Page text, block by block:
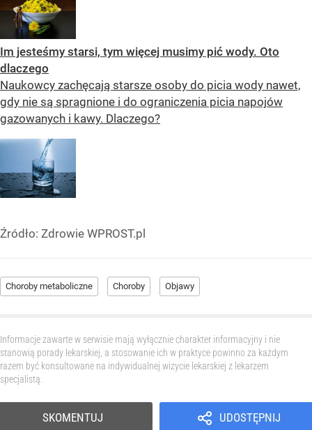
Im jesteśmy starsi, tym więcej musimy pić wody. Oto
dlaczego
Naukowcy zachęcają starsze osoby do picia wody nawet,
gdy nie są spragnione i do ograniczenia picia napojów
gazowanych i kawy. Dlaczego?
Źródło: Zdrowie WPROST.pl
Choroby metaboliczne Choroby Objawy
Informacje zawarte w serwisie mają wyłącznie charakter informacyjny i nie
stanowią porady lekarskiej, a stosowanie ich w praktyce powinno za każdym
razem być konsultowane na indywidualnej wizycie lekarskiej z lekarzem
specjalistą.
UDOSTĘPNIJ
SKOMENTUJ